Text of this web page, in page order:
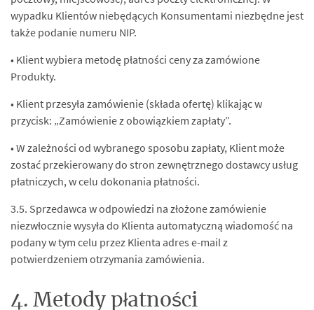
wypadku Klientów niebędących Konsumentami niezbędne jest
także podanie numeru NIP.
• Klient wybiera metodę płatności ceny za zamówione
Produkty.
• Klient przesyła zamówienie (składa ofertę) klikając w
przycisk: „Zamówienie z obowiązkiem zapłaty”.
• W zależności od wybranego sposobu zapłaty, Klient może
zostać przekierowany do stron zewnętrznego dostawcy usług
płatniczych, w celu dokonania płatności.
3.5. Sprzedawca w odpowiedzi na złożone zamówienie
niezwłocznie wysyła do Klienta automatyczną wiadomość na
podany w tym celu przez Klienta adres e-mail z
potwierdzeniem otrzymania zamówienia.
4. Metody płatności